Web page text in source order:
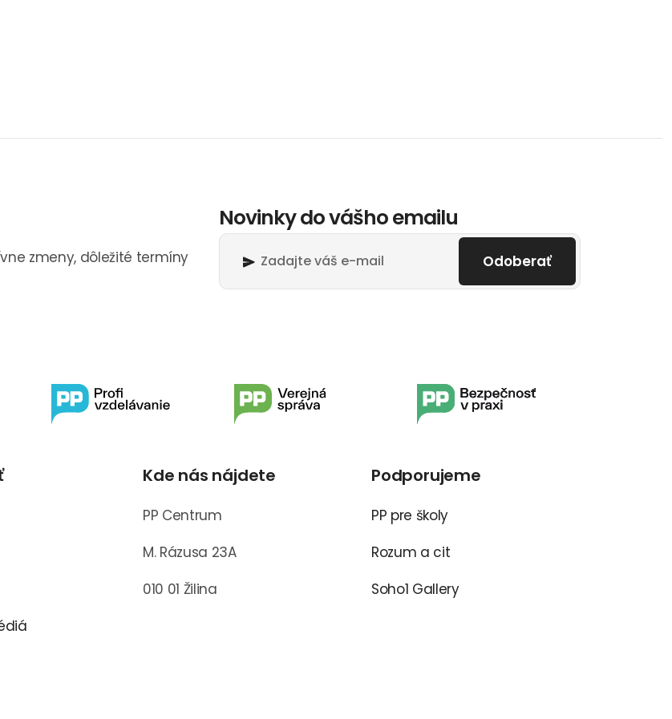
zmeny, dôležité termíny
Novinky do vášho emailu
Odoberať
Kde nás nájdete
PP Centrum
M. Rázusa 23A
010 01 Žilina
Podporujeme
PP pre školy
Rozum a cit
Soho1 Gallery